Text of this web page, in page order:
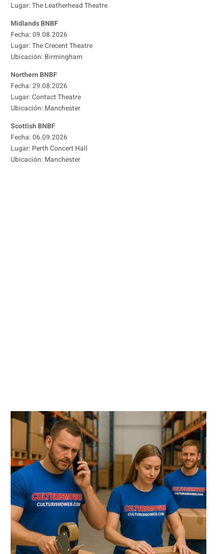
Lugar: The Leatherhead Theatre
Midlands BNBF
Fecha: 09.08.2026
Lugar: The Crecent Theatre
Ubicación: Birmingham
Northern BNBF
Fecha: 29.08.2026
Lugar: Contact Theatre
Ubicación: Manchester
Scottish BNBF
Fecha: 06.09.2026
Lugar: Perth Concert Hall
Ubicación: Manchester